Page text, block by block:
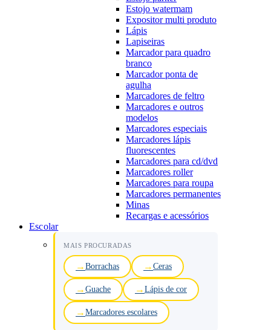
Estojo watermam
Expositor multi produto
Lápis
Lapiseiras
Marcador para quadro
branco
Marcador ponta de
agulha
Marcadores de feltro
Marcadores e outros
modelos
Marcadores especiais
Marcadores lápis
fluorescentes
Marcadores para cd/dvd
Marcadores roller
Marcadores para roupa
Marcadores permanentes
Minas
Recargas e acessórios
Escolar
MAIS PROCURADAS
Borrachas Ceras
Guache Lápis de cor
Marcadores escolares